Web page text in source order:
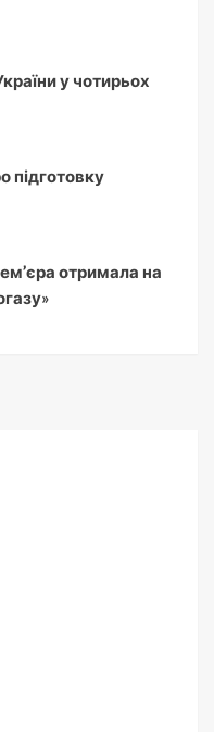
у чотирьох
підготовку
отримала на